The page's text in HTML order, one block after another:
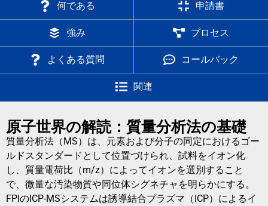
何である 申請書
強み プロセス
よくある質問 コールバック
関連
原子世界の解読：質量分析法の基礎
質量分析法（MS）は、元素および分子の同定におけるゴー
ルドスタンダードとして位置づけられ、試料をイオン化
し、質量電荷比（m/z）によってイオンを選別すること
で、微量な汚染物質や同位体シグネチャを明らかにする。
FPIのICP-MSシステムは誘導結合プラズマ（ICP）によるイ